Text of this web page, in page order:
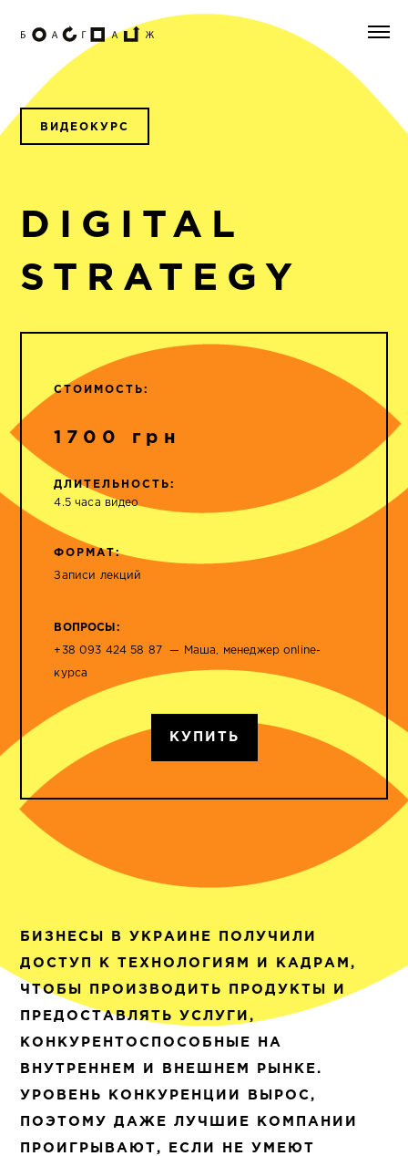
ВИДЕОКУРС
DIGITAL
STRATEGY
СТОИМОСТЬ:
1700 грн
ДЛИТЕЛЬНОСТЬ:
4.5 часа видео
ФОРМАТ:
Записи лекций
ВОПРОСЫ:
+38 093 424 58 87 — Маша, менеджер online-
курса
КУПИТЬ
БИЗНЕСЫ В УКРАИНЕ ПОЛУЧИЛИ
ДОСТУП К ТЕХНОЛОГИЯМ И КАДРАМ,
ЧТОБЫ ПРОИЗВОДИТЬ ПРОДУКТЫ И
ПРЕДОСТАВЛЯТЬ УСЛУГИ,
КОНКУРЕНТОСПОСОБНЫЕ НА
ВНУТРЕННЕМ И ВНЕШНЕМ РЫНКЕ.
УРОВЕНЬ КОНКУРЕНЦИИ ВЫРОС,
ПОЭТОМУ ДАЖЕ ЛУЧШИЕ КОМПАНИИ
ПРОИГРЫВАЮТ, ЕСЛИ НЕ УМЕЮТ